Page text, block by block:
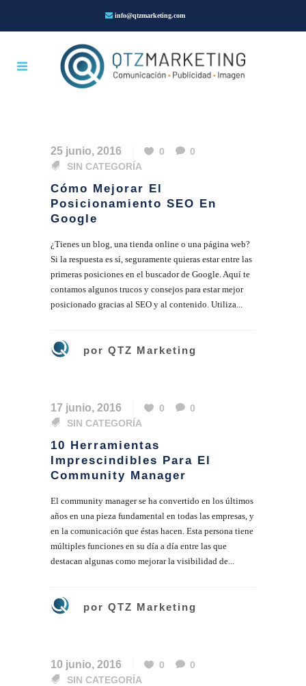
info@qtzmarketing.com
25 junio, 2016 0
0
SIN CATEGORÍA
Cómo Mejorar El
Posicionamiento SEO En
Google
¿Tienes un blog, una tienda online o una página web?
Si la respuesta es sí, seguramente quieras estar entre las
primeras posiciones en el buscador de Google. Aquí te
contamos algunos trucos y consejos para estar mejor
posicionado gracias al SEO y al contenido. Utiliza...
por QTZ Marketing
17 junio, 2016 0
0
SIN CATEGORÍA
10 Herramientas
Imprescindibles Para El
Community Manager
El community manager se ha convertido en los últimos
años en una pieza fundamental en todas las empresas, y
en la comunicación que éstas hacen. Esta persona tiene
múltiples funciones en su día a día entre las que
destacan algunas como mejorar la visibilidad de...
por QTZ Marketing
10 junio, 2016 0
0
SIN CATEGORÍA